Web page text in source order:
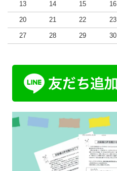
13 14 15 16
20 21 22 23
27 28 29 30